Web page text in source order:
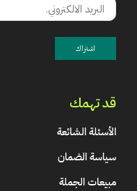
قد تهمك
الأسئلة الشائعة
سياسة الضمان
مبيعات الجملة